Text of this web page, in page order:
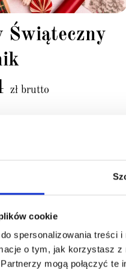
cookie
spersonalizowania treści
o tym, jak korzystasz
mogą połączyć
Świąteczny
zł brutto